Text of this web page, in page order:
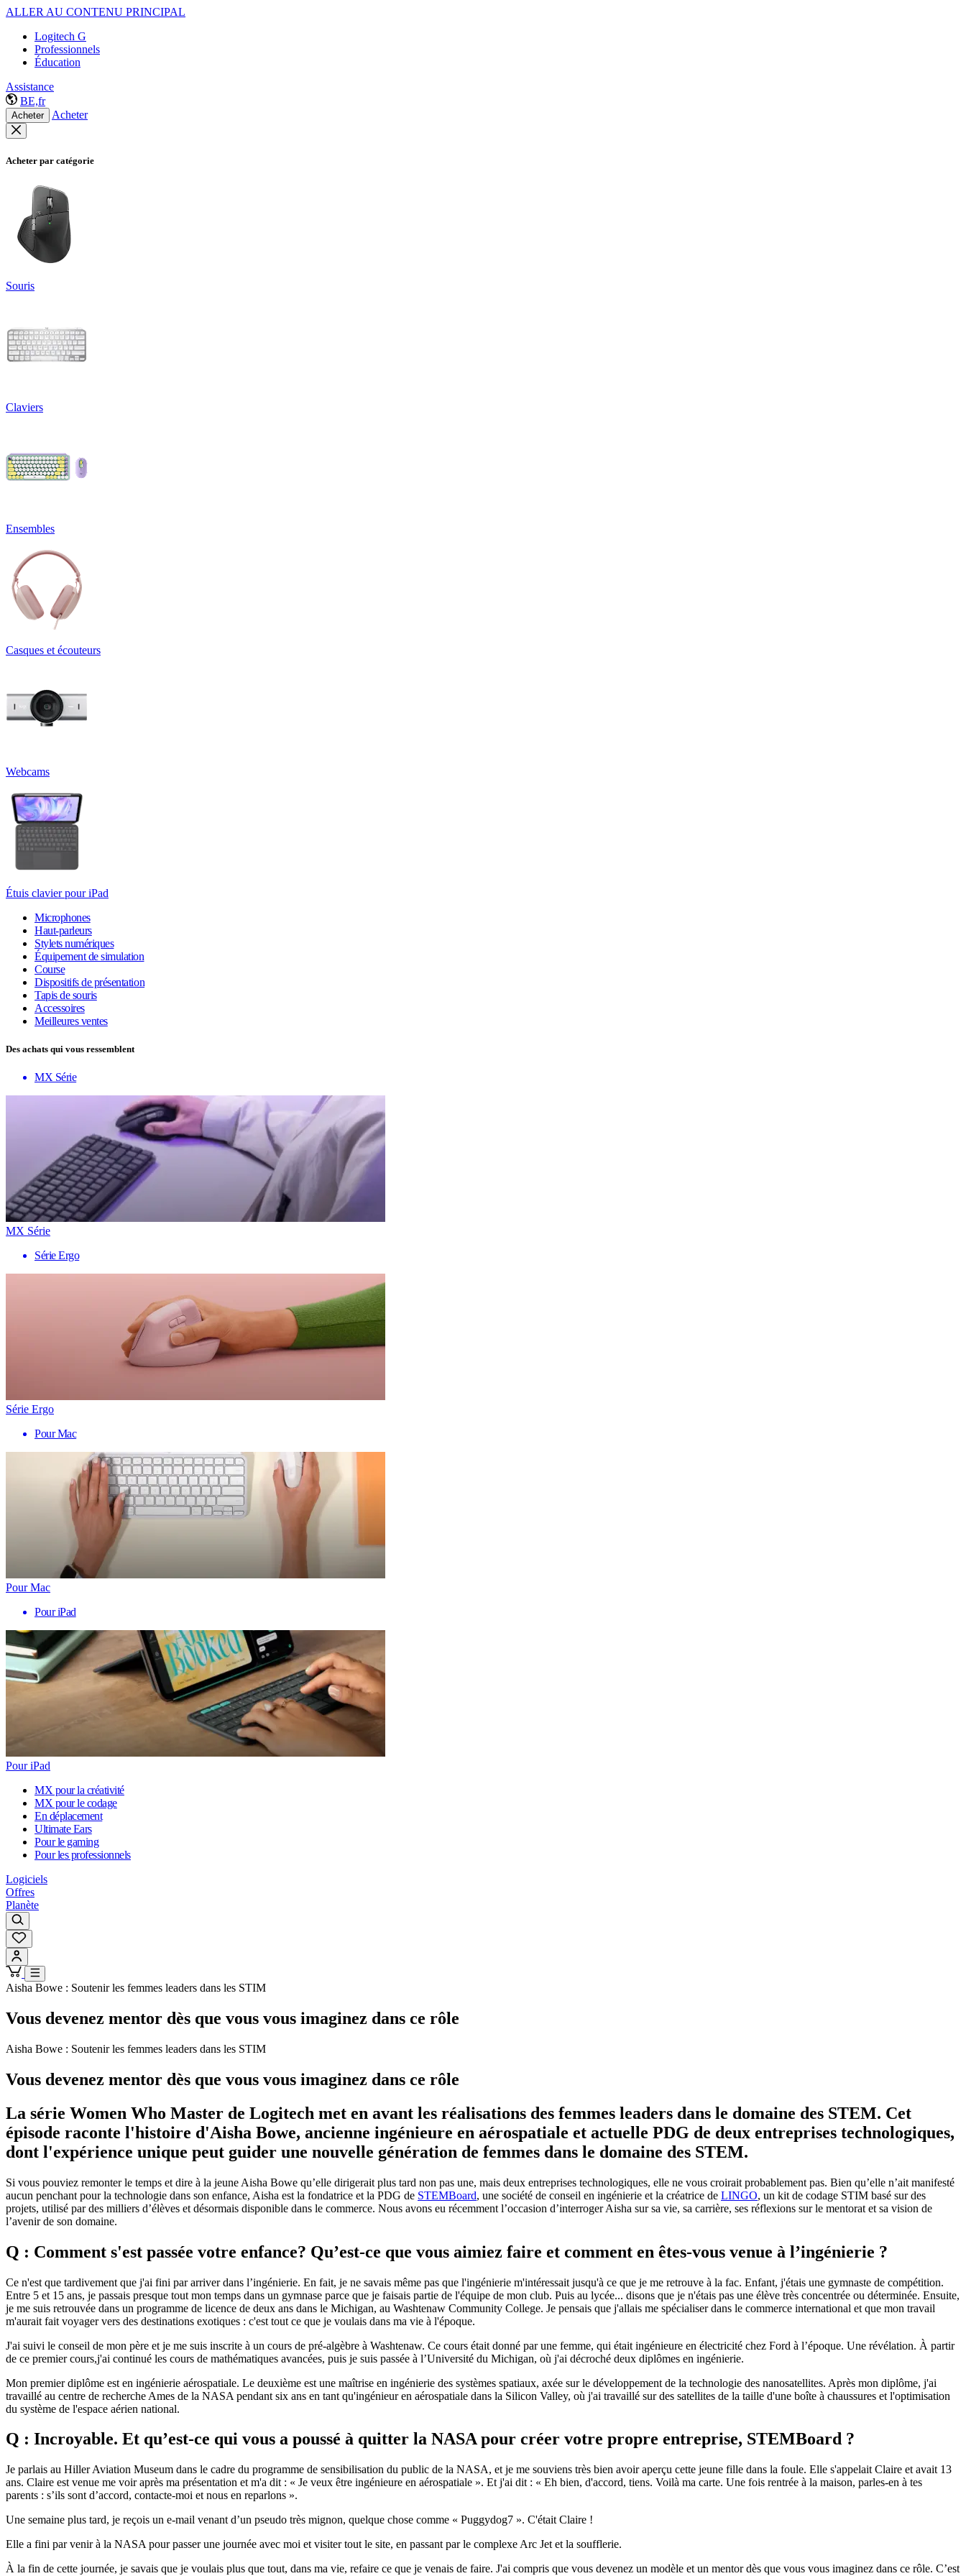
ALLER AU CONTENU PRINCIPAL
Logitech G
Professionnels
Éducation
Assistance
BE,fr
Acheter Acheter
Acheter par catégorie
Souris
Claviers
Ensembles
Casques et écouteurs
Webcams
Étuis clavier pour iPad
Microphones
Haut-parleurs
Stylets numériques
Équipement de simulation
Course
Dispositifs de présentation
Tapis de souris
Accessoires
Meilleures ventes
Des achats qui vous ressemblent
MX Série
MX Série
Série Ergo
Série Ergo
Pour Mac
Pour Mac
Pour iPad
Pour iPad
MX pour la créativité
MX pour le codage
En déplacement
Ultimate Ears
Pour le gaming
Pour les professionnels
Logiciels
Offres
Planète
Aisha Bowe : Soutenir les femmes leaders dans les STIM
Vous devenez mentor dès que vous vous imaginez dans ce rôle
Aisha Bowe : Soutenir les femmes leaders dans les STIM
Vous devenez mentor dès que vous vous imaginez dans ce rôle
La série Women Who Master de Logitech met en avant les réalisations des femmes leaders dans le domaine des STEM. Cet
épisode raconte l'histoire d'Aisha Bowe, ancienne ingénieure en aérospatiale et actuelle PDG de deux entreprises technologiques,
dont l'expérience unique peut guider une nouvelle génération de femmes dans le domaine des STEM.
Si vous pouviez remonter le temps et dire à la jeune Aisha Bowe qu’elle dirigerait plus tard non pas une, mais deux entreprises technologiques, elle ne vous croirait probablement pas. Bien qu’elle n’ait manifesté
aucun penchant pour la technologie dans son enfance, Aisha est la fondatrice et la PDG de STEMBoard, une société de conseil en ingénierie et la créatrice de LINGO, un kit de codage STIM basé sur des
projets, utilisé par des milliers d’élèves et désormais disponible dans le commerce. Nous avons eu récemment l’occasion d’interroger Aisha sur sa vie, sa carrière, ses réflexions sur le mentorat et sa vision de
l’avenir de son domaine.
Q : Comment s'est passée votre enfance? Qu’est-ce que vous aimiez faire et comment en êtes-vous venue à l’ingénierie ?
Ce n'est que tardivement que j'ai fini par arriver dans l’ingénierie. En fait, je ne savais même pas que l'ingénierie m'intéressait jusqu'à ce que je me retrouve à la fac. Enfant, j'étais une gymnaste de compétition.
Entre 5 et 15 ans, je passais presque tout mon temps dans un gymnase parce que je faisais partie de l'équipe de mon club. Puis au lycée... disons que je n'étais pas une élève très concentrée ou déterminée. Ensuite,
je me suis retrouvée dans un programme de licence de deux ans dans le Michigan, au Washtenaw Community College. Je pensais que j'allais me spécialiser dans le commerce international et que mon travail
m'aurait fait voyager vers des destinations exotiques : c'est tout ce que je voulais dans ma vie à l'époque.
J'ai suivi le conseil de mon père et je me suis inscrite à un cours de pré-algèbre à Washtenaw. Ce cours était donné par une femme, qui était ingénieure en électricité chez Ford à l’époque. Une révélation. À partir
de ce premier cours,j'ai continué les cours de mathématiques avancées, puis je suis passée à l’Université du Michigan, où j'ai décroché deux diplômes en ingénierie.
Mon premier diplôme est en ingénierie aérospatiale. Le deuxième est une maîtrise en ingénierie des systèmes spatiaux, axée sur le développement de la technologie des nanosatellites. Après mon diplôme, j'ai
travaillé au centre de recherche Ames de la NASA pendant six ans en tant qu'ingénieur en aérospatiale dans la Silicon Valley, où j'ai travaillé sur des satellites de la taille d'une boîte à chaussures et l'optimisation
du système de l'espace aérien national.
Q : Incroyable. Et qu’est-ce qui vous a poussé à quitter la NASA pour créer votre propre entreprise, STEMBoard ?
Je parlais au Hiller Aviation Museum dans le cadre du programme de sensibilisation du public de la NASA, et je me souviens très bien avoir aperçu cette jeune fille dans la foule. Elle s'appelait Claire et avait 13
ans. Claire est venue me voir après ma présentation et m'a dit : « Je veux être ingénieure en aérospatiale ». Et j'ai dit : « Eh bien, d'accord, tiens. Voilà ma carte. Une fois rentrée à la maison, parles-en à tes
parents : s’ils sont d’accord, contacte-moi et nous en reparlons ».
Une semaine plus tard, je reçois un e-mail venant d’un pseudo très mignon, quelque chose comme « Puggydog7 ». C'était Claire !
Elle a fini par venir à la NASA pour passer une journée avec moi et visiter tout le site, en passant par le complexe Arc Jet et la soufflerie.
À la fin de cette journée, je savais que je voulais plus que tout, dans ma vie, refaire ce que je venais de faire. J'ai compris que vous devenez un modèle et un mentor dès que vous vous imaginez dans ce rôle. C’est